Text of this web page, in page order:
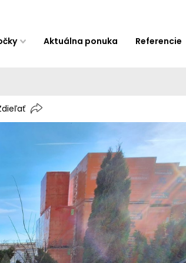
Aktuálna ponuka Referencie